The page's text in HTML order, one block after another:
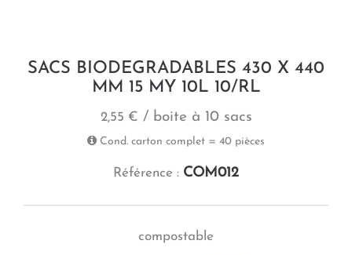
SACS BIODEGRADABLES 430 X 440
MM 15 MY 10L 10/RL
2,55 € / boite à 10 sacs
Cond. carton complet = 40 pièces
Référence : COM012
compostable